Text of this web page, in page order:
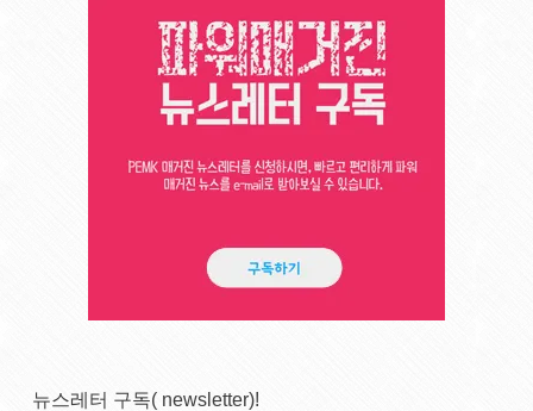
뉴스레터 구독( newsletter)!